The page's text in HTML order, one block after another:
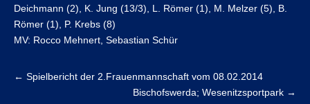
Deichmann (2), K. Jung (13/3), L. Römer (1), M. Melzer (5), B.
Römer (1), P. Krebs (8)
MV: Rocco Mehnert, Sebastian Schür
← Spielbericht der 2.Frauenmannschaft vom 08.02.2014
Bischofswerda; Wesenitzsportpark →